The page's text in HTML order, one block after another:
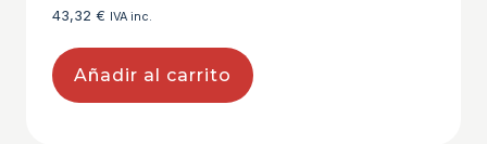
43,32 € IVA inc.
Añadir al carrito